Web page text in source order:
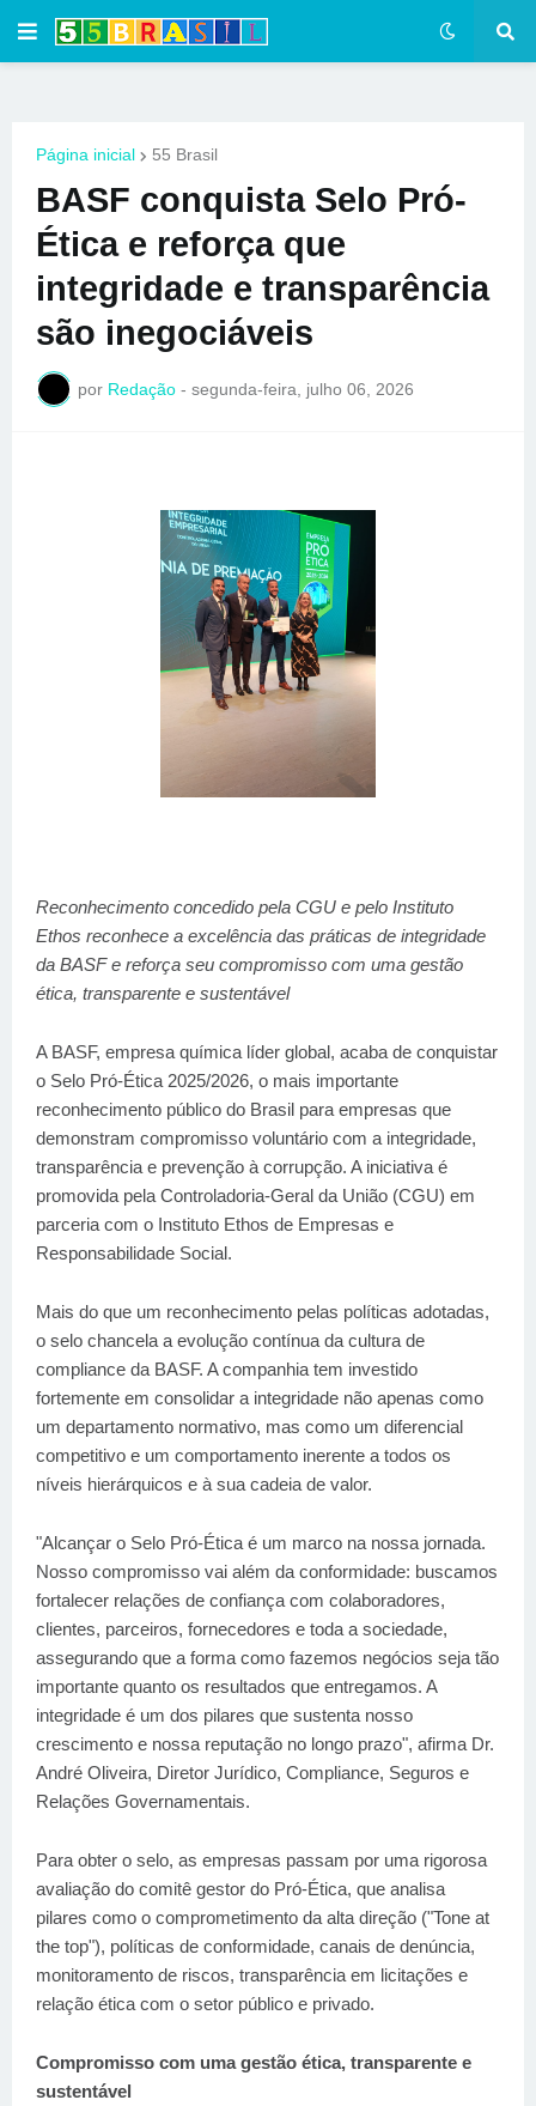
Página inicial 55 Brasil
BASF conquista Selo Pró-
Ética e reforça que
integridade e transparência
são inegociáveis
por Redação - segunda-feira, julho 06, 2026
Reconhecimento concedido pela CGU e pelo Instituto
Ethos reconhece a excelência das práticas de integridade
da BASF e reforça seu compromisso com uma gestão
ética, transparente e sustentável
A BASF, empresa química líder global, acaba de conquistar
o Selo Pró-Ética 2025/2026, o mais importante
reconhecimento público do Brasil para empresas que
demonstram compromisso voluntário com a integridade,
transparência e prevenção à corrupção. A iniciativa é
promovida pela Controladoria-Geral da União (CGU) em
parceria com o Instituto Ethos de Empresas e
Responsabilidade Social.
Mais do que um reconhecimento pelas políticas adotadas,
o selo chancela a evolução contínua da cultura de
compliance da BASF. A companhia tem investido
fortemente em consolidar a integridade não apenas como
um departamento normativo, mas como um diferencial
competitivo e um comportamento inerente a todos os
níveis hierárquicos e à sua cadeia de valor.
"Alcançar o Selo Pró-Ética é um marco na nossa jornada.
Nosso compromisso vai além da conformidade: buscamos
fortalecer relações de confiança com colaboradores,
clientes, parceiros, fornecedores e toda a sociedade,
assegurando que a forma como fazemos negócios seja tão
importante quanto os resultados que entregamos. A
integridade é um dos pilares que sustenta nosso
crescimento e nossa reputação no longo prazo", afirma Dr.
André Oliveira, Diretor Jurídico, Compliance, Seguros e
Relações Governamentais.
Para obter o selo, as empresas passam por uma rigorosa
avaliação do comitê gestor do Pró-Ética, que analisa
pilares como o comprometimento da alta direção ("Tone at
the top"), políticas de conformidade, canais de denúncia,
monitoramento de riscos, transparência em licitações e
relação ética com o setor público e privado.
Compromisso com uma gestão ética, transparente e
sustentável